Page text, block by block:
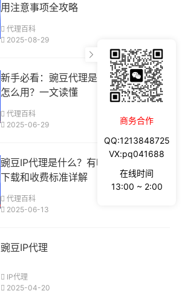
用注意事项全攻略
代理百科
2025-08-29
新手必看：豌豆代理是什么？多少钱？
怎么用？一文读懂
代理百科
2025-06-29
豌豆IP代理是什么？有哪些用途？如何
下载和收费标准详解
代理百科
2025-06-13
豌豆IP代理
IP代理
2025-04-20
商务合作
QQ:1213848725
VX:pq041688
在线时间
13:00 ~ 2:00